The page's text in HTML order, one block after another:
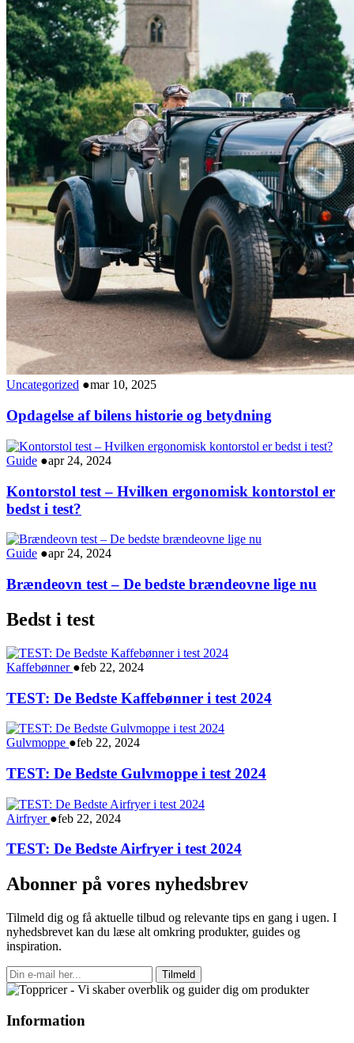
Uncategorized ●mar 10, 2025
Opdagelse af bilens historie og betydning
Guide ●apr 24, 2024
Kontorstol test – Hvilken ergonomisk kontorstol er
bedst i test?
Guide ●apr 24, 2024
Brændeovn test – De bedste brændeovne lige nu
Bedst i test
Kaffebønner ●feb 22, 2024
TEST: De Bedste Kaffebønner i test 2024
Gulvmoppe ●feb 22, 2024
TEST: De Bedste Gulvmoppe i test 2024
Airfryer ●feb 22, 2024
TEST: De Bedste Airfryer i test 2024
Abonner på vores nyhedsbrev
Tilmeld dig og få aktuelle tilbud og relevante tips en gang i ugen. I
nyhedsbrevet kan du læse alt omkring produkter, guides og
inspiration.
Tilmeld
Information